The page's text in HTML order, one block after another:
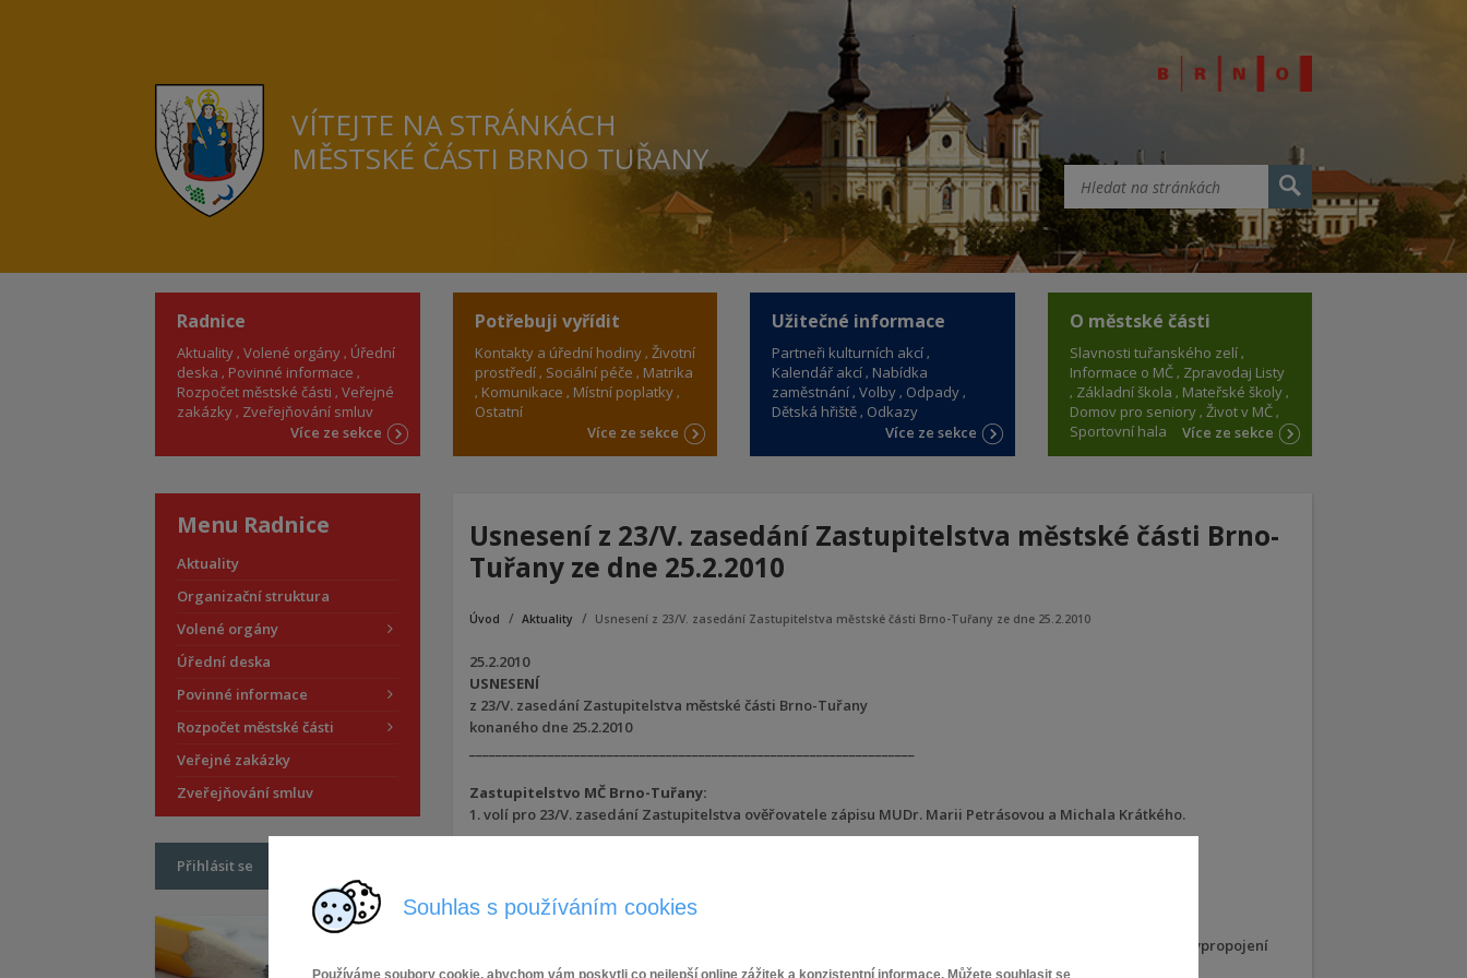
Souhlas s používáním cookies
Používáme soubory cookie, abychom vám poskytli co nejlepší online zážitek a konzistentní informace. Můžete souhlasit se
VÍTEJTE NA STRÁNKÁCH
MĚSTSKÉ ČÁSTI BRNO TUŘANY
Radnice
Aktuality Volené orgány Úřední
deska
Povinné informace
Rozpočet městské části Veřejné
zakázky Zveřejňování smluv
Více ze sekce
Potřebuji vyřídit
Kontakty a úřední hodiny Životní
prostředí Sociální péče
Matrika
Komunikace
Místní poplatky
Ostatní
Více ze sekce
Užitečné informace
Partneři kulturních akcí
Kalendář akcí Nabídka
zaměstnání Volby Odpady
Dětská hřiště Odkazy
Více ze sekce
O městské části
Slavnosti tuřanského zelí
Informace o MČ Zpravodaj Listy
Základní škola
Mateřské školy
Domov pro seniory Život v MČ
Sportovní hala
Více ze sekce
Usnesení z 23/V. zasedání Zastupitelstva městské části Brno-
Tuřany ze dne 25.2.2010
Úvod Aktuality Usnesení z 23/V. zasedání Zastupitelstva městské části Brno-Tuřany ze dne 25.2.2010
25.2.2010
USNESENÍ
z 23/V. zasedání Zastupitelstva městské části Brno-Tuřany
konaného dne 25.2.2010
Zastupitelstvo MČ Brno-Tuřany:
1. volí pro 23/V. zasedání Zastupitelstva ověřovatele zápisu MUDr. Marii Petrásovou a Michala Krátkého.
3. schvaluje rozpočtové opatření č. 1/2010 uvedené vpříloze usnesení.
4. souhlasí súpravou směrné části územního plánu, spočívající vnavýšení IPP zhodnoty 0,4 na hodnotu 0,5. vpropojení
ulice Myslivecká a Sokolnická na pozemcích p.č. 4625, 4626, 4623 a 4624 k.ú. Tuřany.
Menu Radnice
Aktuality
Organizační struktura
Volené orgány
Úřední deska
Povinné informace
Rozpočet městské části
Veřejné zakázky
Zveřejňování smluv
Přihlásit se